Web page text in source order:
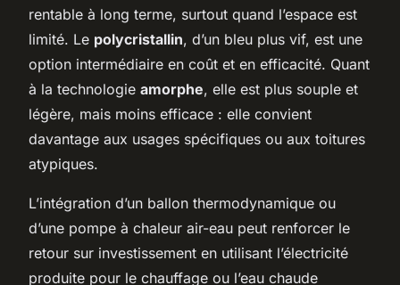
rentable à long terme, surtout quand l’espace est
limité. Le polycristallin, d’un bleu plus vif, est une
option intermédiaire en coût et en efficacité. Quant
à la technologie amorphe, elle est plus souple et
légère, mais moins efficace : elle convient
davantage aux usages spécifiques ou aux toitures
atypiques.
L’intégration d’un ballon thermodynamique ou
d’une pompe à chaleur air-eau peut renforcer le
retour sur investissement en utilisant l’électricité
produite pour le chauffage ou l’eau chaude